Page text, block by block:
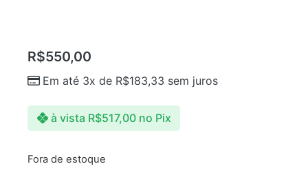
R$550,00
Em até 3x de R$183,33 sem juros
à vista R$517,00 no Pix
Fora de estoque